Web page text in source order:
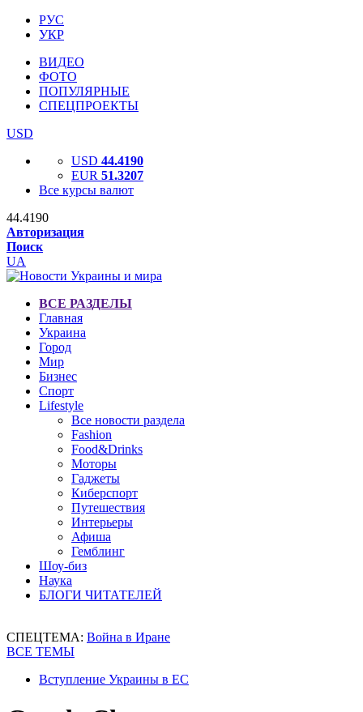
РУС
УКР
ВИДЕО
ФОТО
ПОПУЛЯРНЫЕ
СПЕЦПРОЕКТЫ
USD
USD 44.4190
EUR 51.3207
Все курсы валют
44.4190
Авторизация
Поиск
UA
ВСЕ РАЗДЕЛЫ
Главная
Украина
Город
Мир
Бизнес
Спорт
Lifestyle
Все новости раздела
Fashion
Food&Drinks
Моторы
Гаджеты
Киберспорт
Путешествия
Интерьеры
Афиша
Гемблинг
Шоу-биз
Наука
БЛОГИ ЧИТАТЕЛЕЙ
СПЕЦТЕМА: Война в Иране
ВСЕ ТЕМЫ
Вступление Украины в ЕС